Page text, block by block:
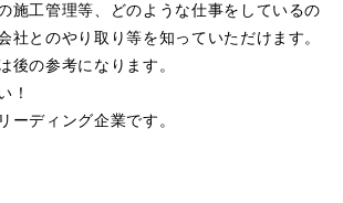
施工管理等、どのような仕事をしているの
社とのやり取り等を知っていただけます。
後の参考になります。
！
ーディング企業です。